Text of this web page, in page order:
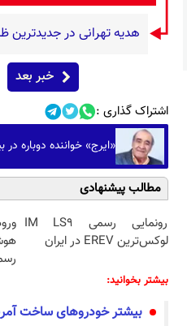
هدیه تهرانی در
خبر بعد
اشتراک گذاری :
«ایرج» خواننده دوباره
مطالب پیشنهادی
رونمایی رسمی IM LS9
لوکس‌ترین EREV در ایران
بیشتر بخوانید:
بیشتر خودروهای ساخت